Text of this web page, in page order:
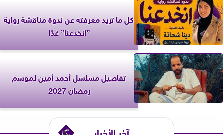
كل ما تريد معرفته عن ندوة مناقشة رواية
”انخدعنا” غدًا
تفاصيل مسلسل أحمد أمين لموسم
رمضان 2027
آخر الأخبار